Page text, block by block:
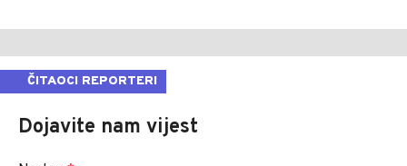
ČITAOCI REPORTERI
Dojavite nam vijest